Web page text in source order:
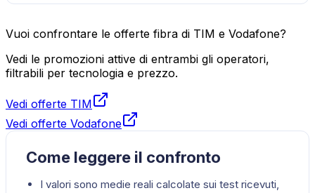
Vuoi confrontare le offerte fibra di TIM e Vodafone?
Vedi le promozioni attive di entrambi gli operatori,
filtrabili per tecnologia e prezzo.
Vedi offerte TIM
Vedi offerte Vodafone
Come leggere il confronto
I valori sono medie reali calcolate sui test ricevuti,